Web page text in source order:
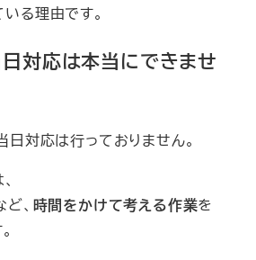
る理由です。
日対応は本当にできませ
日対応は行っておりません。
、 時間をかけて考える作業を